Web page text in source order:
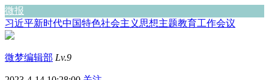
微报
习近平新时代中国特色社会主义思想主题教育工作会议
微梦编辑部 Lv.9